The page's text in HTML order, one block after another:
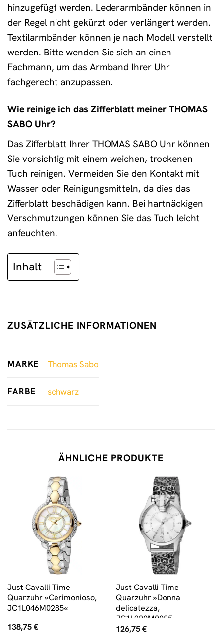
hinzugefügt werden. Lederarmbänder können in
der Regel nicht gekürzt oder verlängert werden.
Textilarmbänder können je nach Modell verstellt
werden. Bitte wenden Sie sich an einen
Fachmann, um das Armband Ihrer Uhr
fachgerecht anzupassen.
Wie reinige ich das Zifferblatt meiner THOMAS
SABO Uhr?
Das Zifferblatt Ihrer THOMAS SABO Uhr können
Sie vorsichtig mit einem weichen, trockenen
Tuch reinigen. Vermeiden Sie den Kontakt mit
Wasser oder Reinigungsmitteln, da dies das
Zifferblatt beschädigen kann. Bei hartnäckigen
Verschmutzungen können Sie das Tuch leicht
anfeuchten.
Inhalt
ZUSÄTZLICHE INFORMATIONEN
MARKE Thomas Sabo
FARBE schwarz
ÄHNLICHE PRODUKTE
Just Cavalli Time
Quarzuhr »Cerimonioso,
JC1L046M0285«
138,75€
Just Cavalli Time
Quarzuhr »Donna
delicatezza,
JC1L220M0085«
126,75€